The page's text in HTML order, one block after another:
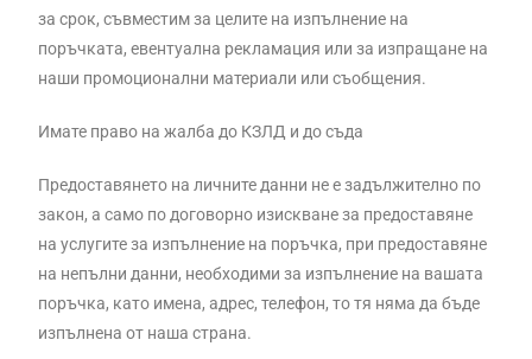
за срок, съвместим за целите на изпълнение на
поръчката, евентуална рекламация или за изпращане на
наши промоционални материали или съобщения.
Имате право на жалба до КЗЛД и до съда
Предоставянето на личните данни не е задължително по
закон, а само по договорно изискване за предоставяне
на услугите за изпълнение на поръчка, при предоставяне
на непълни данни, необходими за изпълнение на вашата
поръчка, като имена, адрес, телефон, то тя няма да бъде
изпълнена от наша страна.